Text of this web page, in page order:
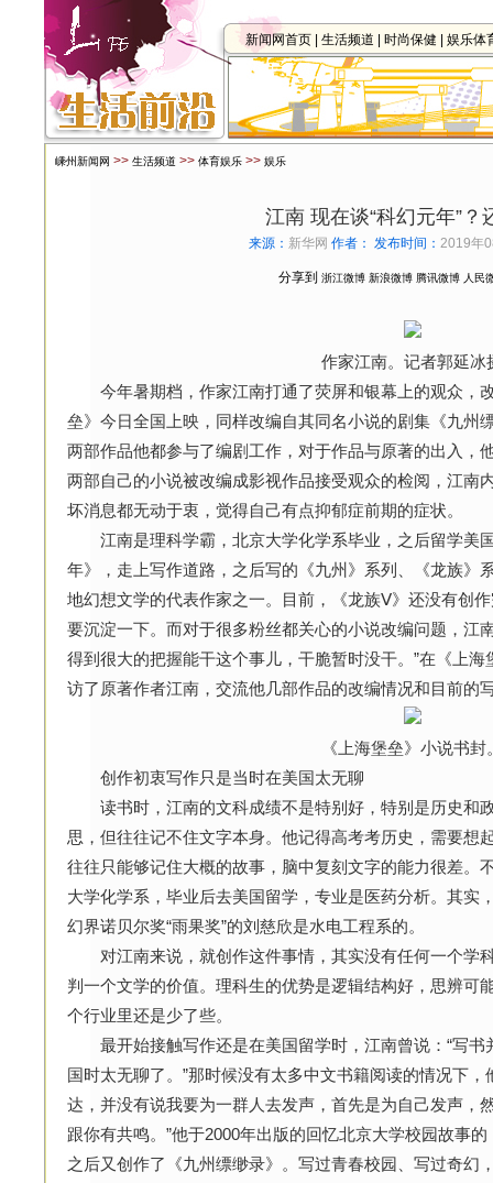
新闻网首页 生活频道 时尚保健 娱乐体
嵊州新闻网 >> 生活频道 >> 体育娱乐 >> 娱乐
江南 现在谈“科幻元年”？
来源： 新华网 作者： 发布时间： 2019年
分享到 浙江微博 新浪微博 腾讯微博 人民
作家江南。记者郭延冰
今年暑期档，作家江南打通了荧屏和银幕上的观众，
垒》今日全国上映，同样改编自其同名小说的剧集《九州
两部作品他都参与了编剧工作，对于作品与原著的出入，
两部自己的小说被改编成影视作品接受观众的检阅，江南
坏消息都无动于衷，觉得自己有点抑郁症前期的症状。
江南是理科学霸，北京大学化学系毕业，之后留学美
年》，走上写作道路，之后写的《九州》系列、《龙族》
地幻想文学的代表作家之一。目前，《龙族Ⅴ》还没有创
要沉淀一下。而对于很多粉丝都关心的小说改编问题，江
得到很大的把握能干这个事儿，干脆暂时没干。”在《上
访了原著作者江南，交流他几部作品的改编情况和目前的
《上海堡垒》小说书封
创作初衷写作只是当时在美国太无聊
读书时，江南的文科成绩不是特别好，特别是历史和
思，但往往记不住文字本身。他记得高考考历史，需要想
往往只能够记住大概的故事，脑中复刻文字的能力很差。
大学化学系，毕业后去美国留学，专业是医药分析。其实
幻界诺贝尔奖“雨果奖”的刘慈欣是水电工程系的。
对江南来说，就创作这件事情，其实没有任何一个学
判一个文学的价值。理科生的优势是逻辑结构好，思辨可
个行业里还是少了些。
最开始接触写作还是在美国留学时，江南曾说：“写书
国时太无聊了。”那时候没有太多中文书籍阅读的情况下
达，并没有说我要为一群人去发声，首先是为自己发声，
跟你有共鸣。”他于2000年出版的回忆北京大学校园故事
之后又创作了《九州缥缈录》。写过青春校园、写过奇幻